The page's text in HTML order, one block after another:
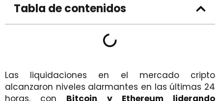
Tabla de contenidos
Las liquidaciones en el mercado cripto
alcanzaron niveles alarmantes en las últimas 24
horas, con Bitcoin y Ethereum liderando